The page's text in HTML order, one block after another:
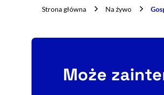
Strona główna Na żywo
Może